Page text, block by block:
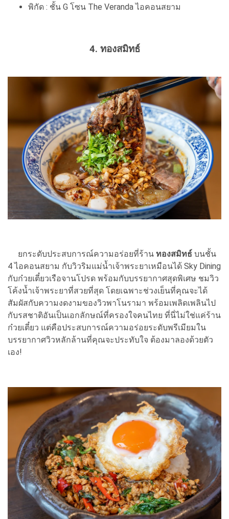
พิกัด : ชั้น G โซน The Veranda ไอคอนสยาม
4. ทองสมิทธ์
ยกระดับประสบการณ์ความอร่อยที่ร้าน ทองสมิทธ์ บนชั้น
4 ไอคอนสยาม กับวิวริมแม่น้ำเจ้าพระยาเหมือนได้ Sky Dining
กับก๋วยเตี๋ยวเรือจานโปรด พร้อมกับบรรยากาศสุดพิเศษ ชมวิว
โค้งน้ำเจ้าพระยาที่สวยที่สุด โดยเฉพาะช่วงเย็นที่คุณจะได้
สัมผัสกับความงดงามของวิวพาโนรามา พร้อมเพลิดเพลินไป
กับรสชาติอันเป็นเอกลักษณ์ที่ครองใจคนไทย ที่นี่ไม่ใช่แค่ร้าน
ก๋วยเตี๋ยว แต่คือประสบการณ์ความอร่อยระดับพรีเมียมใน
บรรยากาศวิวหลักล้านที่คุณจะประทับใจ ต้องมาลองด้วยตัว
เอง!